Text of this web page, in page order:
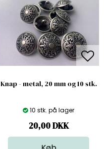
Knap - metal, 20 mm og 10 stk.
10 stk. på lager
20,00DKK